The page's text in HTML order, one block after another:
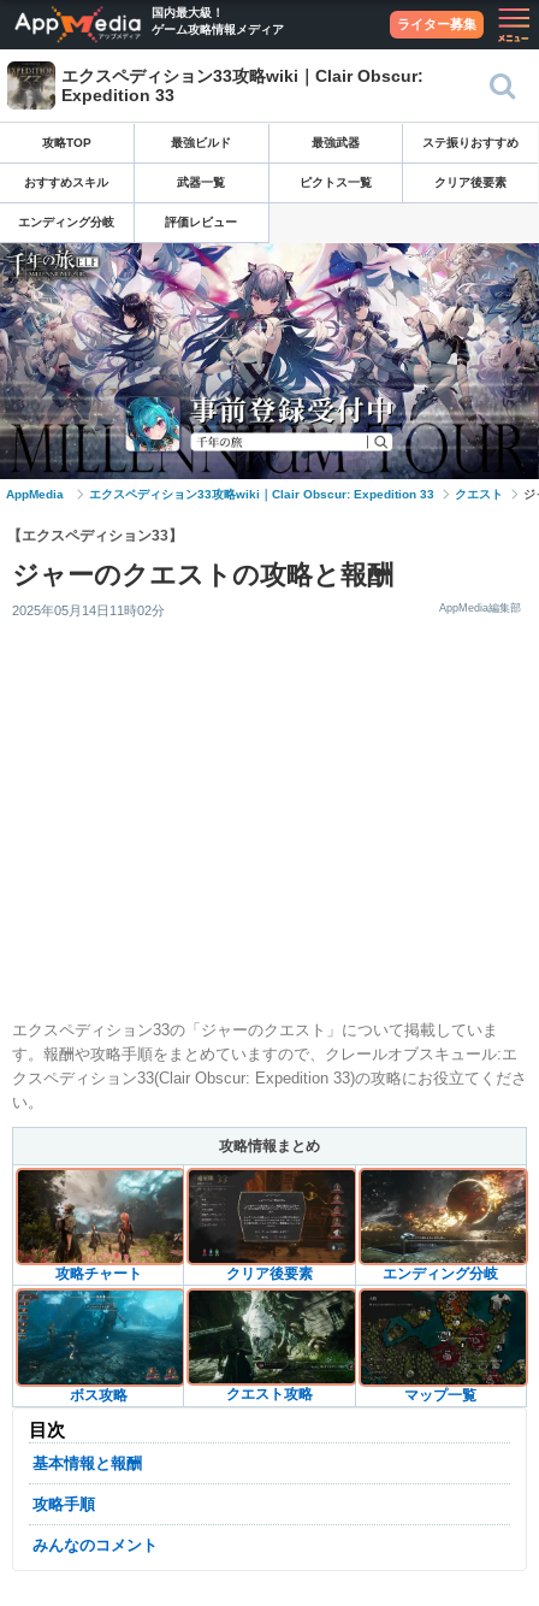
国内最大級！
ゲーム攻略情報メディア
ライター募集
エクスペディション33攻略wiki｜Clair Obscur:
Expedition 33
攻略TOP 最強ビルド 最強武器 ステ振りおすすめ
おすすめスキル 武器一覧 ピクトス一覧 クリア後要素
エンディング分岐 評価レビュー
AppMedia エクスペディション33攻略wiki｜Clair Obscur: Expedition 33 クエスト ジ
【エクスペディション33】
ジャーのクエストの攻略と報酬
2025年05月14日11時02分 AppMedia編集部
エクスペディション33の「ジャーのクエスト」について掲載していま
す。報酬や攻略手順をまとめていますので、クレールオブスキュール:エ
クスペディション33(Clair Obscur: Expedition 33)の攻略にお役立てくださ
い。
攻略情報まとめ
攻略チャート クリア後要素 エンディング分岐
ボス攻略 クエスト攻略 マップ一覧
目次
基本情報と報酬
攻略手順
みんなのコメント